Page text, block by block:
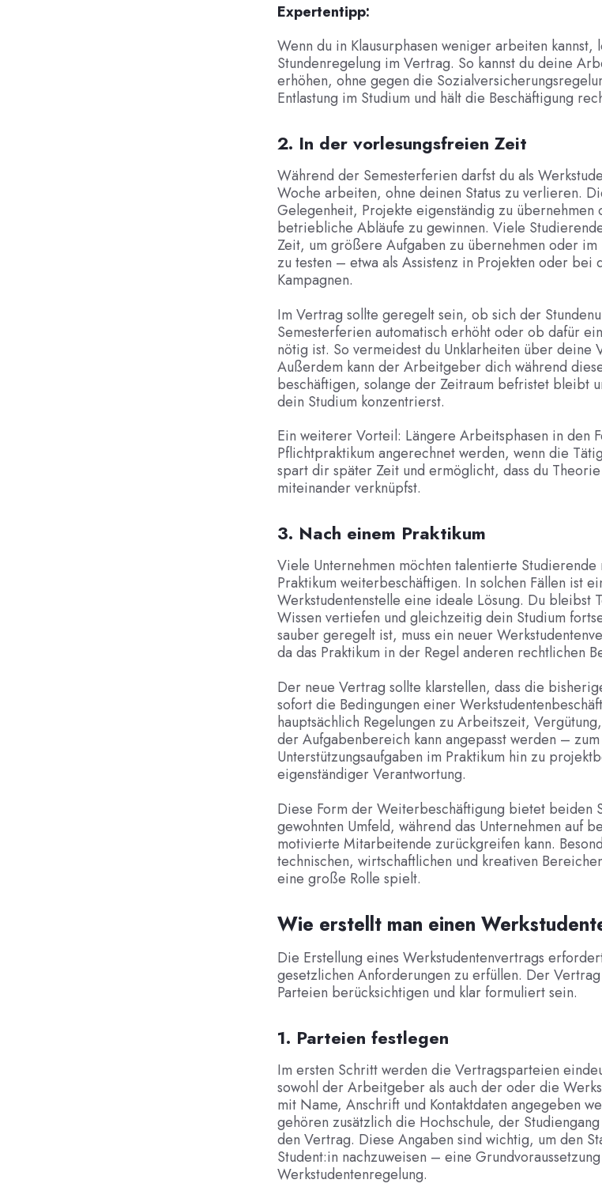
Expertentipp:
Wenn du in Klausurphasen weniger arbeiten kannst,
Stundenregelung im Vertrag. So kannst du deine
erhöhen, ohne gegen die
Entlastung im Studium und hält die Beschäftigung
2. In der vorlesungsfreien Zeit
Während der Semesterferien darfst du als
Woche arbeiten, ohne deinen Status zu verlieren.
Gelegenheit, Projekte eigenständig zu
betriebliche Abläufe zu gewinnen. Viele
Zeit, um größere Aufgaben zu übernehmen oder im
zu testen – etwa als Assistenz in Projekten oder bei
Kampagnen.
Im Vertrag sollte geregelt sein, ob sich der
Semesterferien automatisch erhöht oder ob dafür
nötig ist. So vermeidest du Unklarheiten über deine
Außerdem kann der Arbeitgeber dich während
beschäftigen, solange der Zeitraum befristet bleibt
dein Studium konzentrierst.
Ein weiterer Vorteil: Längere Arbeitsphasen in den
Pflichtpraktikum angerechnet werden, wenn die
spart dir später Zeit und ermöglicht, dass du
miteinander verknüpfst.
3. Nach einem Praktikum
Viele Unternehmen möchten talentierte
Praktikum weiterbeschäftigen. In solchen Fällen ist
Werkstudentenstelle eine ideale Lösung. Du bleibst
Wissen vertiefen und gleichzeitig dein Studium
sauber geregelt ist, muss ein neuer
da das Praktikum in der Regel anderen rechtlichen
Der neue Vertrag sollte klarstellen, dass die
sofort die Bedingungen einer
hauptsächlich Regelungen zu Arbeitszeit,
der Aufgabenbereich kann angepasst werden –
Unterstützungsaufgaben im Praktikum hin zu
eigenständiger Verantwortung.
Diese Form der Weiterbeschäftigung bietet beiden
gewohnten Umfeld, während das Unternehmen auf
motivierte Mitarbeitende zurückgreifen kann.
technischen, wirtschaftlichen und kreativen
eine große Rolle spielt.
Wie erstellt man einen
Die Erstellung eines Werkstudentenvertrags
gesetzlichen Anforderungen zu erfüllen. Der
Parteien berücksichtigen und klar formuliert sein.
1. Parteien festlegen
Im ersten Schritt werden die Vertragsparteien
sowohl der Arbeitgeber als auch der oder die
mit Name, Anschrift und Kontaktdaten angegeben
gehören zusätzlich die Hochschule, der
den Vertrag. Diese Angaben sind wichtig, um den
Student:in nachzuweisen – eine
Werkstudentenregelung.